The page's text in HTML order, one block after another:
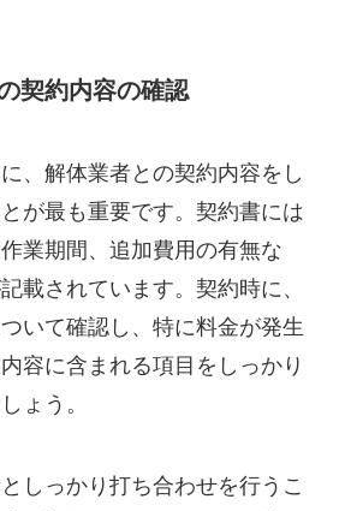
契約内容の確認
、解体業者との契約内容をし
が最も重要です。契約書には
業期間、追加費用の有無な
載されています。契約時に、
いて確認し、特に料金が発生
容に含まれる項目をしっかり
ょう。
しっかり打ち合わせを行うこ